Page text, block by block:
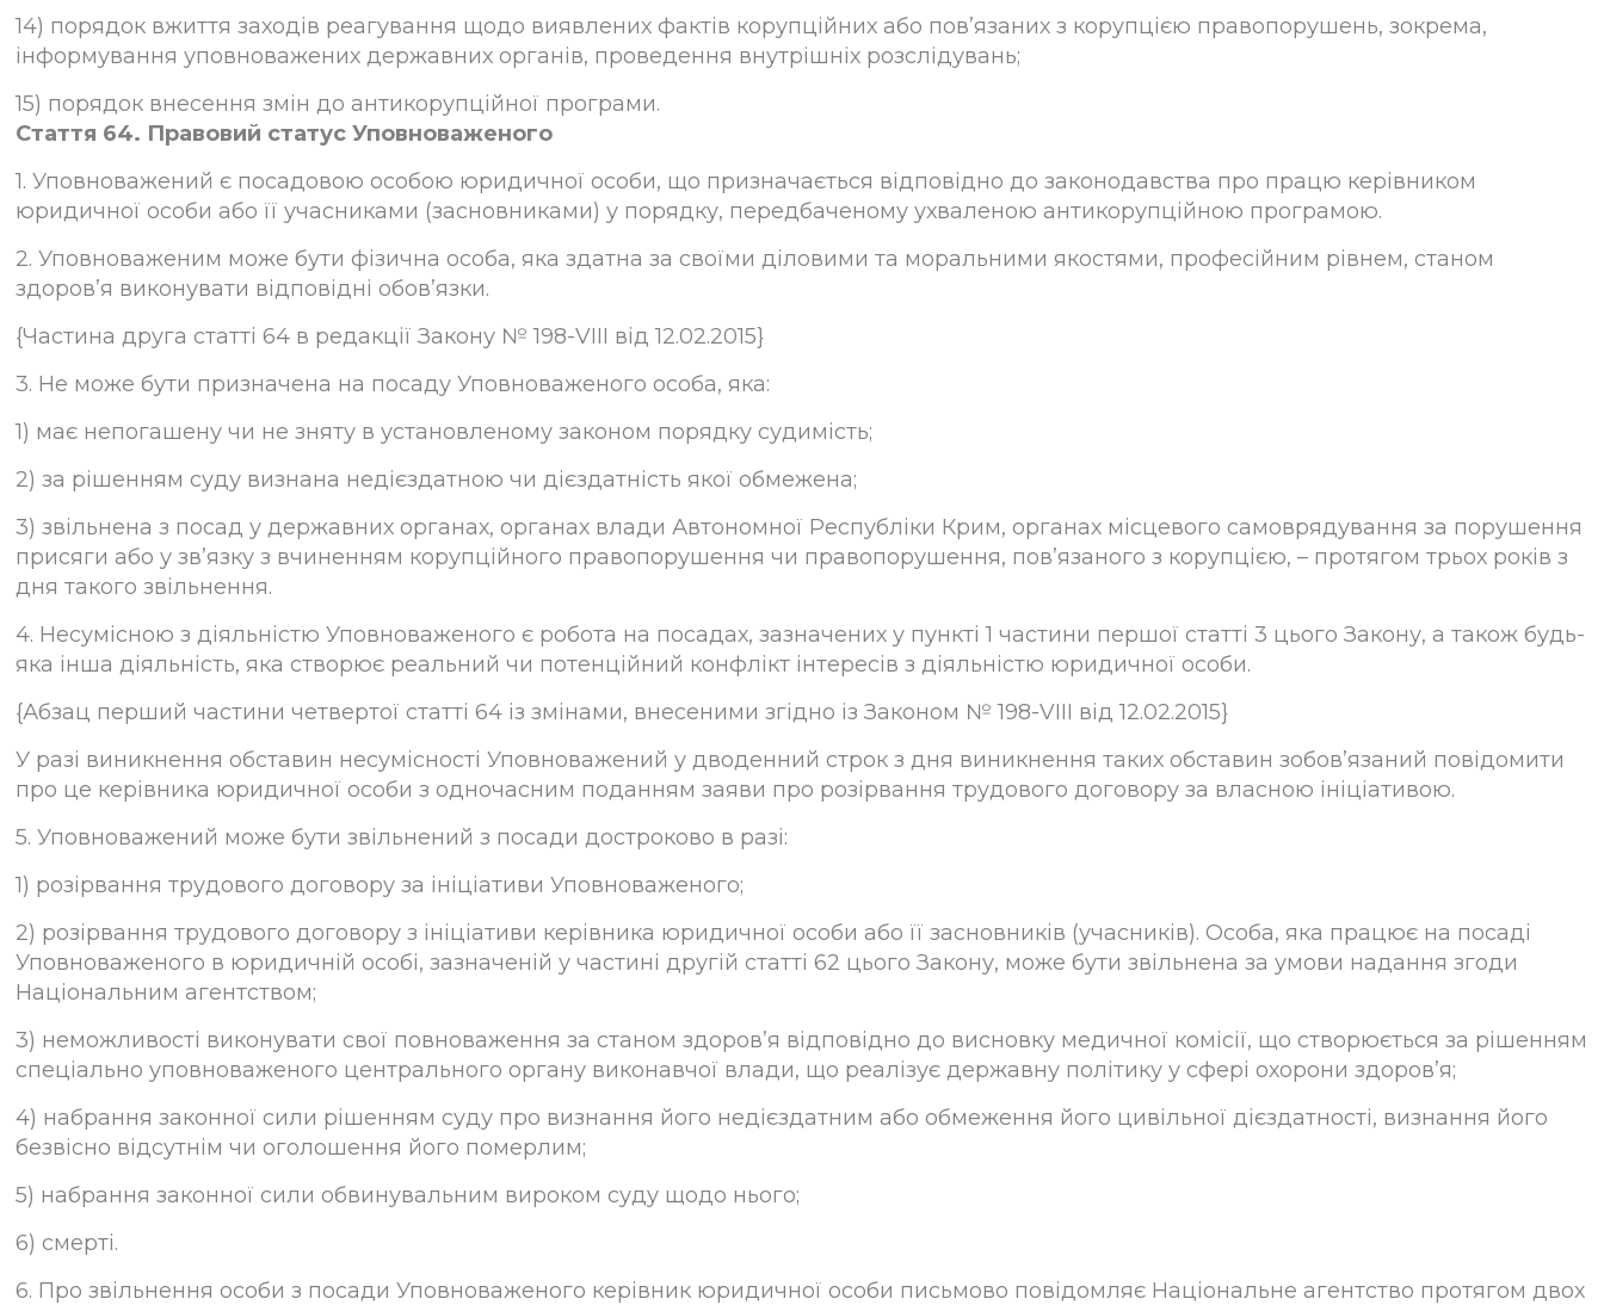
14) порядок вжиття заходів реагування щодо виявлених фактів корупційних або пов’язаних з корупцією правопорушень, зокрема,
інформування уповноважених державних органів, проведення внутрішніх розслідувань;
15) порядок внесення змін до антикорупційної програми.
Стаття 64. Правовий статус Уповноваженого
1. Уповноважений є посадовою особою юридичної особи, що призначається відповідно до законодавства про працю керівником
юридичної особи або її учасниками (засновниками) у порядку, передбаченому ухваленою антикорупційною програмою.
2. Уповноваженим може бути фізична особа, яка здатна за своїми діловими та моральними якостями, професійним рівнем, станом
здоров’я виконувати відповідні обов’язки.
{Частина друга статті 64 в редакції Закону № 198-VIII від 12.02.2015}
3. Не може бути призначена на посаду Уповноваженого особа, яка:
1) має непогашену чи не зняту в установленому законом порядку судимість;
2) за рішенням суду визнана недієздатною чи дієздатність якої обмежена;
3) звільнена з посад у державних органах, органах влади Автономної Республіки Крим, органах місцевого самоврядування за порушення
присяги або у зв’язку з вчиненням корупційного правопорушення чи правопорушення, пов’язаного з корупцією, – протягом трьох років з
дня такого звільнення.
4. Несумісною з діяльністю Уповноваженого є робота на посадах, зазначених у пункті 1 частини першої статті 3 цього Закону, а також будь-
яка інша діяльність, яка створює реальний чи потенційний конфлікт інтересів з діяльністю юридичної особи.
{Абзац перший частини четвертої статті 64 із змінами, внесеними згідно із Законом № 198-VIII від 12.02.2015}
У разі виникнення обставин несумісності Уповноважений у дводенний строк з дня виникнення таких обставин зобов’язаний повідомити
про це керівника юридичної особи з одночасним поданням заяви про розірвання трудового договору за власною ініціативою.
5. Уповноважений може бути звільнений з посади достроково в разі:
1) розірвання трудового договору за ініціативи Уповноваженого;
2) розірвання трудового договору з ініціативи керівника юридичної особи або її засновників (учасників). Особа, яка працює на посаді
Уповноваженого в юридичній особі, зазначеній у частині другій статті 62 цього Закону, може бути звільнена за умови надання згоди
Національним агентством;
3) неможливості виконувати свої повноваження за станом здоров’я відповідно до висновку медичної комісії, що створюється за рішенням
спеціально уповноваженого центрального органу виконавчої влади, що реалізує державну політику у сфері охорони здоров’я;
4) набрання законної сили рішенням суду про визнання його недієздатним або обмеження його цивільної дієздатності, визнання його
безвісно відсутнім чи оголошення його померлим;
5) набрання законної сили обвинувальним вироком суду щодо нього;
6) смерті.
6. Про звільнення особи з посади Уповноваженого керівник юридичної особи письмово повідомляє Національне агентство протягом двох